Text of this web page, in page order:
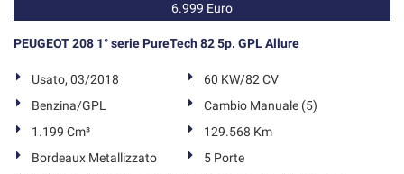
6.999 Euro
PEUGEOT 208 1° serie PureTech 82 5p. GPL Allure
Usato, 03/2018
60 KW/82 CV
Benzina/GPL
Cambio Manuale (5)
1.199 Cm³
129.568 Km
Bordeaux Metallizzato
5 Porte